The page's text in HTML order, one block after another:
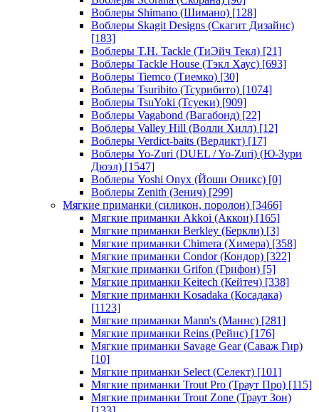
Воблеры Shimano (Шимано) [128]
Воблеры Skagit Designs (Скагит Дизайнс)
[183]
Воблеры T.H. Tackle (ТиЭйч Текл) [21]
Воблеры Tackle House (Тэкл Хаус) [693]
Воблеры Tiemco (Тиемко) [30]
Воблеры Tsuribito (Тсурибито) [1074]
Воблеры TsuYoki (Тсуеки) [909]
Воблеры Vagabond (Вагабонд) [22]
Воблеры Valley Hill (Волли Хилл) [12]
Воблеры Verdict-baits (Вердикт) [17]
Воблеры Yo-Zuri (DUEL / Yo-Zuri) (Ю-Зури
Дюэл) [1547]
Воблеры Yoshi Onyx (Йоши Оникс) [0]
Воблеры Zenith (Зенич) [299]
Мягкие приманки (силикон, поролон) [3466]
Мягкие приманки Akkoi (Аккои) [165]
Мягкие приманки Berkley (Беркли) [3]
Мягкие приманки Chimera (Химера) [358]
Мягкие приманки Condor (Кондор) [322]
Мягкие приманки Grifon (Грифон) [5]
Мягкие приманки Keitech (Кейтеч) [338]
Мягкие приманки Kosadaka (Косадака)
[1123]
Мягкие приманки Mann's (Маннс) [281]
Мягкие приманки Reins (Рейнс) [176]
Мягкие приманки Savage Gear (Саваж Гир)
[10]
Мягкие приманки Select (Селект) [101]
Мягкие приманки Trout Pro (Траут Про) [115]
Мягкие приманки Trout Zone (Траут Зон)